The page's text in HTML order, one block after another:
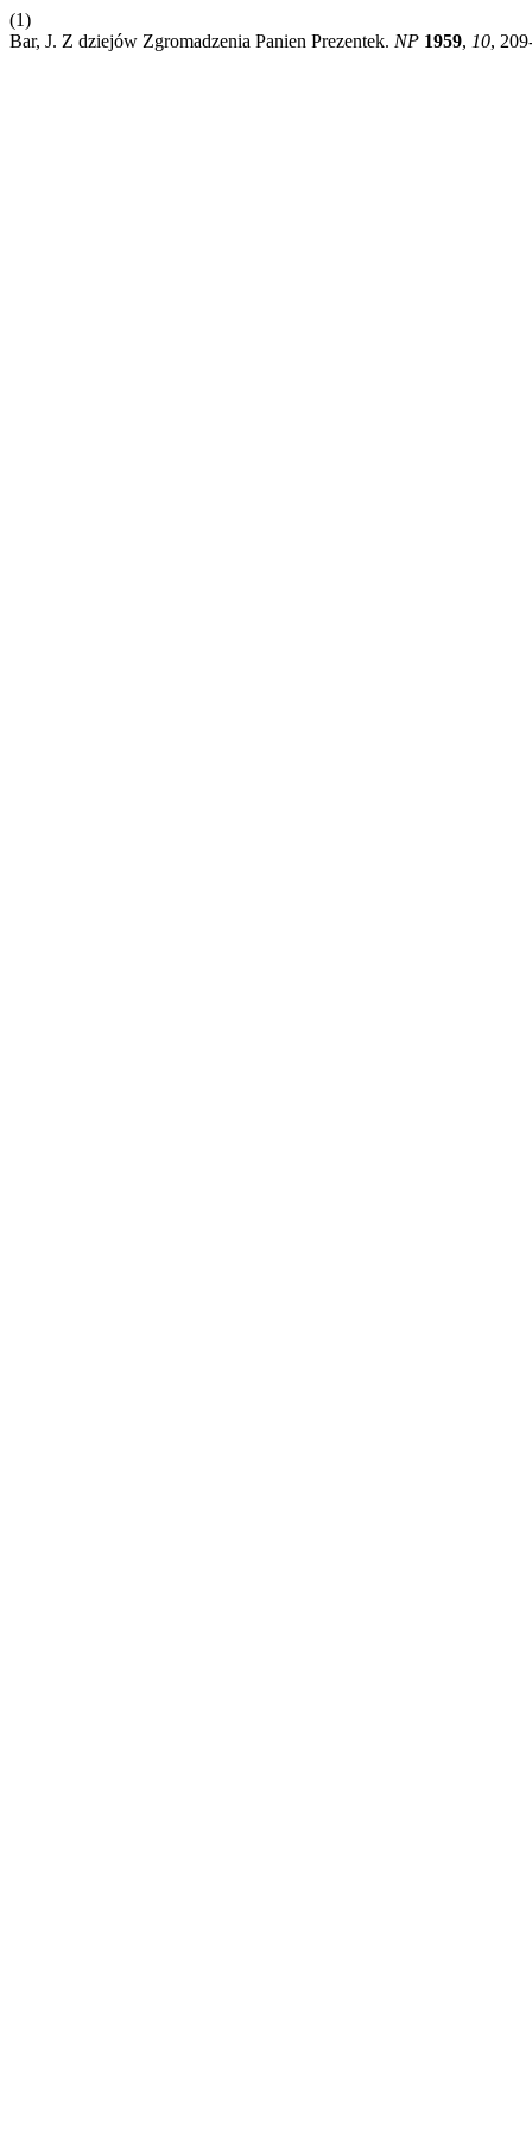
(1)
Bar, J. Z dziejów Zgromadzenia Panien Prezentek. NP 1959, 10,